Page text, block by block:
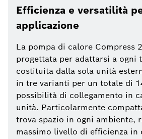
Efficienza e versatilità
applicazione
La pompa di calore Compress
progettata per adattarsi a ogni
costituita dalla sola unità
in tre varianti per un totale di
possibilità di collegamento in
unità. Particolarmente
trova spazio in ogni ambiente,
massimo livello di efficienza in